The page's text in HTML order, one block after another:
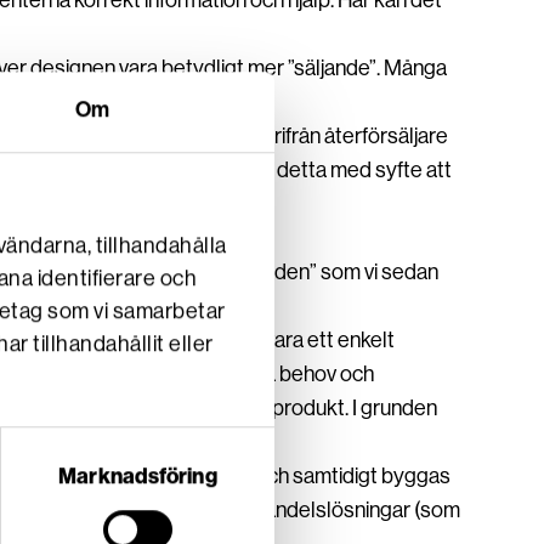
Om
tillhandahålla
identifierare och
som vi samarbetar
tillhandahållit eller
Marknadsföring
designen vara betydligt mer ”säljande”. Många
är det ett arbetsverktyg varifrån återförsäljare
tar sig till webbplatser gör detta med syfte att
behoven. Det är ”ryggraden” som vi sedan
webbplatser. Det ska vara ett enkelt
kunderna kan få nya behov och
system, inte är en statisk produkt. I grunden
med flera olika system och samtidigt byggas
snegla för mycket på E-handelslösningar (som